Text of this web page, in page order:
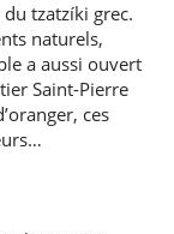
tzatzíki grec.
naturels,
a aussi ouvert
Saint-Pierre
ces